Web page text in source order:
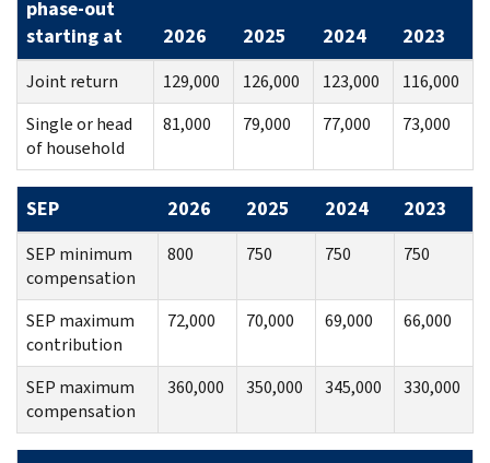
phase-out
starting at
2026 2025 2024 2023
Joint return 129,000 126,000 123,000
116,000
Single or head
of household
81,000 79,000 77,000 73,000
SEP 2026 2025 2024 2023
SEP minimum
compensation
800 750 750 750
SEP maximum
contribution
72,000 70,000 69,000 66,000
SEP maximum
compensation
360,000 350,000 345,000 330,000